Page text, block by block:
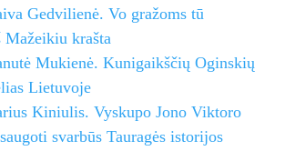
Gedvilienė. Vo gražoms tū
Mažeikiu krašta
Mukienė. Kunigaikščių Oginskių
Lietuvoje
Kiniulis. Vyskupo Jono Viktoro
svarbūs Tauragės istorijos